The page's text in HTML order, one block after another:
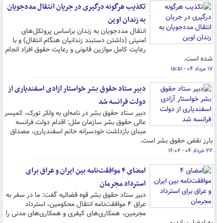
تکذیب هرگونه درگیری در جریان انتقال مددجویان
به زندان اوین
انتقال مددجویان به زندان براساس پروتکل‌های
امنیتی (داشتن دستبند زندانیان هنگام انتقال) و با
رعایت کامل موازین قانونی و رعایت حقوق افراد انجام
شده است.
۱۷ مرداد ۰۴ - ۱۵:۵۱
دبیر ستاد حقوق بشر خواستار آزادی اسفندیاری از
دولت فرانسه شد
دبیر ستاد حقوق بشر در نامه‌ای به ولکر تورک، کمیسر
عالی حقوق بشر سازمان ملل: اقدام دولت فرانسه
مبنای بازداشت خودسرانه خانم اسفندیاری، مصداق
بارز نقض حقوق بشر است.
۲۲ خرداد ۰۴ - ۱۶:۰۲
امضای ۴ موافقت‌نامه بین ایران و عراق برای
استرداد مجرمان
دبیر ستاد حقوق بشر قوه قضائیه گفت: ما در سفر به
عراق ۴ موافقت‌نامه انتقال محکومین، استرداد
مجرمین، همکاری‌های کیفری و همکاری‌های مدنی را